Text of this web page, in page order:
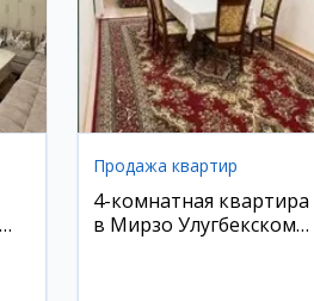
Продажа квартир
4-комнатная квартира
в Мирзо Улугбекском